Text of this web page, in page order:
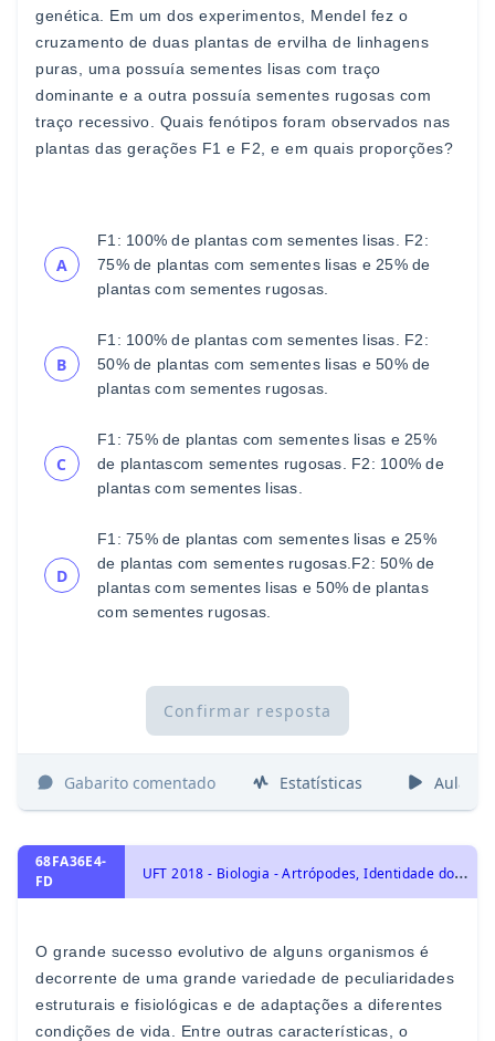
genética. Em um dos experimentos, Mendel fez o
cruzamento de duas plantas de ervilha de linhagens
puras, uma possuía sementes lisas com traço
dominante e a outra possuía sementes rugosas com
traço recessivo. Quais fenótipos foram observados nas
plantas das gerações F1 e F2, e em quais proporções?
A
F1: 100% de plantas com sementes lisas. F2:
75% de plantas com sementes lisas e 25% de
plantas com sementes rugosas.
B
F1: 100% de plantas com sementes lisas. F2:
50% de plantas com sementes lisas e 50% de
plantas com sementes rugosas.
C
F1: 75% de plantas com sementes lisas e 25%
de plantascom sementes rugosas. F2: 100% de
plantas com sementes lisas.
D
F1: 75% de plantas com sementes lisas e 25%
de plantas com sementes rugosas. F2: 50% de
plantas com sementes lisas e 50% de plantas
com sementes rugosas.
Confirmar resposta
Gabarito comentado Estatísticas Aulas
68FA36E4-
FD
U
FT 2018 - Biologia - Artrópodes, Identidade dos seres vivos
O grande sucesso evolutivo de alguns organismos é
decorrente de uma grande variedade de peculiaridades
estruturais e fisiológicas e de adaptações a diferentes
condições de vida. Entre outras características, o